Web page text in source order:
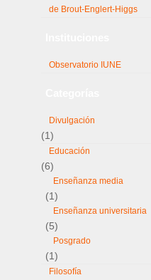
de Brout-Englert-Higgs
Observatorio IUNE
Divulgación
(1)
Educación
(6)
Enseñanza media
(1)
Enseñanza universitaria
(5)
Posgrado
(1)
Filosofía